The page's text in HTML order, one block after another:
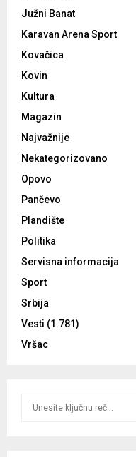
Južni Banat
Karavan Arena Sport
Kovačica
Kovin
Kultura
Magazin
Najvažnije
Nekategorizovano
Opovo
Pančevo
Plandište
Politika
Servisna informacija
Sport
Srbija
Vesti (1.781)
Vršac